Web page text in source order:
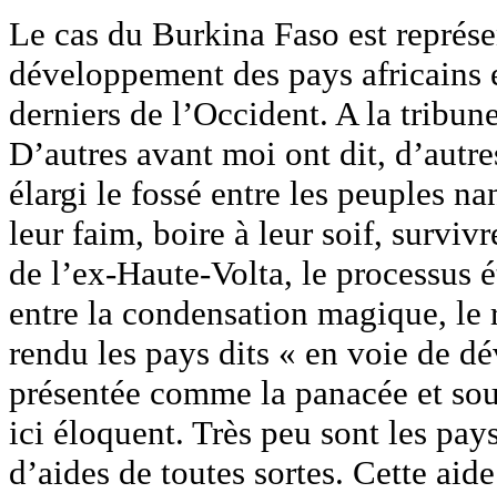
Le cas du Burkina Faso est
développement des pays africains
derniers de l’Occident. A la
D’autres avant moi ont dit,
élargi le fossé entre les peuples
leur faim, boire à leur soif,
de l’ex-Haute-Volta, le processus
entre la condensation magique,
rendu les pays dits « en voie de
présentée comme la panacée et
ici éloquent. Très peu sont les
d’aides de toutes sortes. Cette